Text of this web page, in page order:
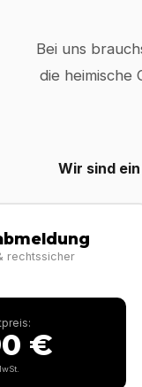
Bei uns
die heimische
Wir sind
rechtssicher
€